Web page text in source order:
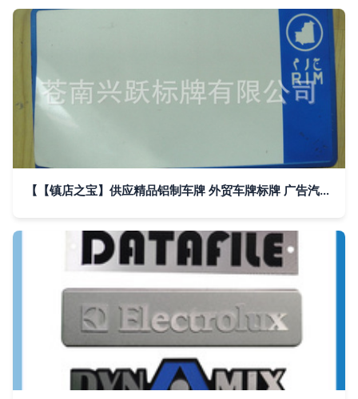
【【镇店之宝】供应精品铝制车牌 外贸车牌标牌 广告汽车车牌】价格,厂家,图片,铭牌,苍南兴跃标牌-